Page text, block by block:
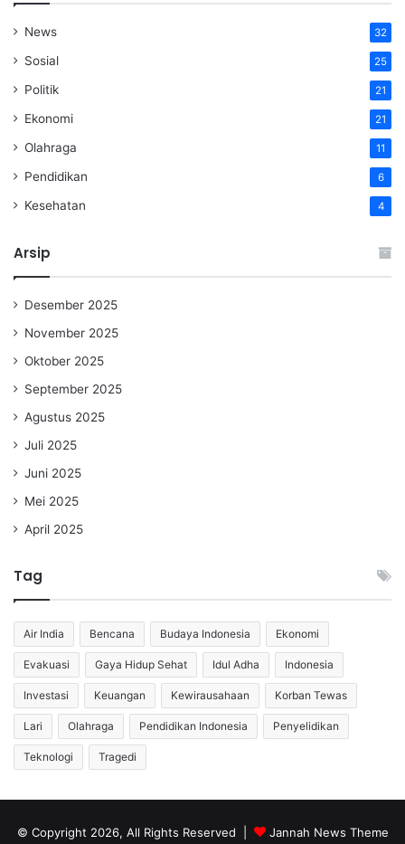
News 32
Sosial 25
Politik 21
Ekonomi 21
Olahraga 11
Pendidikan 6
Kesehatan 4
Arsip
Desember 2025
November 2025
Oktober 2025
September 2025
Agustus 2025
Juli 2025
Juni 2025
Mei 2025
April 2025
Tag
Air India Bencana Budaya Indonesia Ekonomi
Evakuasi Gaya Hidup Sehat Idul Adha Indonesia
Investasi Keuangan Kewirausahaan Korban Tewas
Lari Olahraga Pendidikan Indonesia Penyelidikan
Teknologi Tragedi
© Copyright 2026, All Rights Reserved | Jannah News Theme